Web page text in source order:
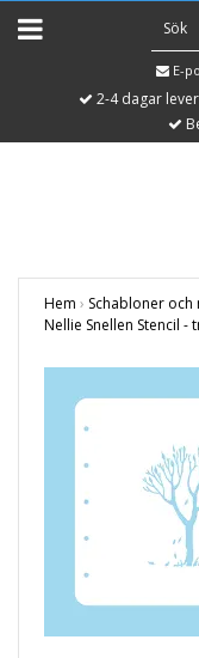
E-
2-4 dagar
Hem › Schabloner och
Nellie Snellen Stencil -